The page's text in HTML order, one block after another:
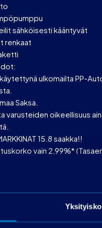
sähköisesti kääntyvät
renkaat
ulkomailta PP-
Saksa.
varusteiden oikeellisuus
15.8 saakka!!
vain 2,99%*
myöskään ole rajoituksia